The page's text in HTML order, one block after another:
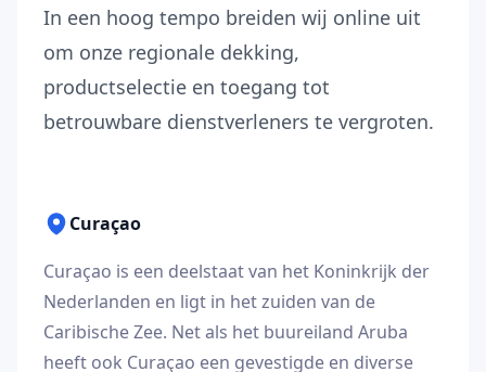
In een hoog tempo breiden wij online uit
om onze regionale dekking,
productselectie en toegang tot
betrouwbare dienstverleners te vergroten.
Curaçao
Curaçao is een deelstaat van het Koninkrijk der
Nederlanden en ligt in het zuiden van de
Caribische Zee. Net als het buureiland Aruba
heeft ook Curaçao een gevestigde en diverse